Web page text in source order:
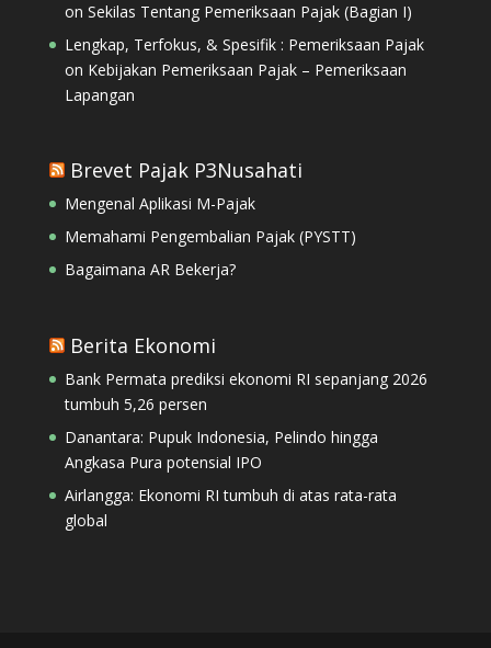
on Sekilas Tentang Pemeriksaan Pajak (Bagian I)
Lengkap, Terfokus, & Spesifik : Pemeriksaan Pajak
on Kebijakan Pemeriksaan Pajak – Pemeriksaan
Lapangan
Brevet Pajak P3Nusahati
Mengenal Aplikasi M-Pajak
Memahami Pengembalian Pajak (PYSTT)
Bagaimana AR Bekerja?
Berita Ekonomi
Bank Permata prediksi ekonomi RI sepanjang 2026
tumbuh 5,26 persen
Danantara: Pupuk Indonesia, Pelindo hingga
Angkasa Pura potensial IPO
Airlangga: Ekonomi RI tumbuh di atas rata-rata
global